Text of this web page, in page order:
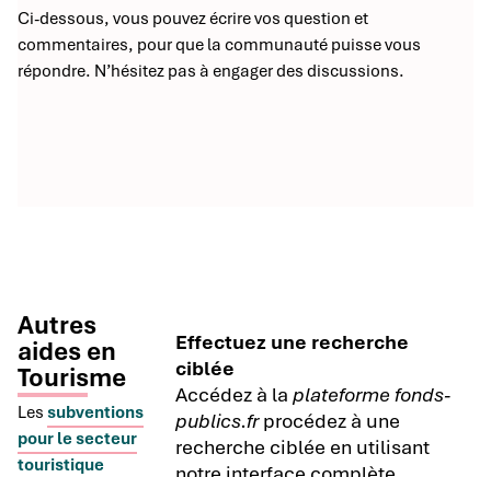
Ci-dessous, vous pouvez écrire vos question et
commentaires, pour que la communauté puisse vous
répondre. N’hésitez pas à engager des discussions.
Autres
aides en
Tourisme
Les subventions
pour le secteur
touristique
Effectuez une recherche
ciblée
Accédez à laplateforme fonds-
publics.frprocédez à une
recherche ciblée en utilisant